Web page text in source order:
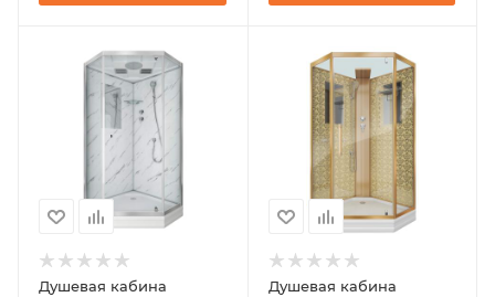
Душевая кабина
Душевая кабина